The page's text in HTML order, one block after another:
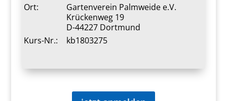
Ort:
Gartenverein Palmweide e.V.
Krückenweg 19
D-44227 Dortmund
Kurs-Nr.:
kb1803275